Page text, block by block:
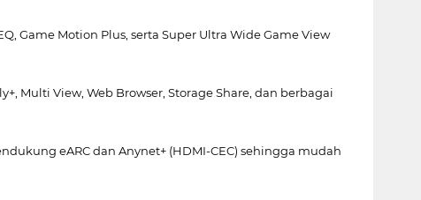
Game Motion Plus, serta Super Ultra Wide Game View
Multi View, Web Browser, Storage Share, dan berbagai
eARC dan Anynet+ (HDMI-CEC) sehingga mudah